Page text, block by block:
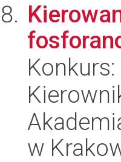
Konkurs:
w